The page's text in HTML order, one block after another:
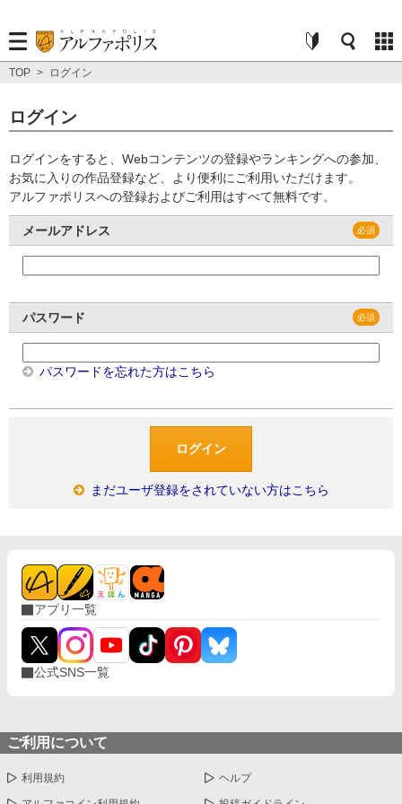
TOP > ログイン
ログイン
ログインをすると、Webコンテンツの登録やランキングへの参加、
お気に入りの作品登録など、より便利にご利用いただけます。
アルファポリスへの登録およびご利用はすべて無料です。
メールアドレス
パスワード
パスワードを忘れた方はこちら
まだユーザ登録をされていない方はこちら
アプリ一覧
公式SNS一覧
ご利用について
利用規約 ヘルプ